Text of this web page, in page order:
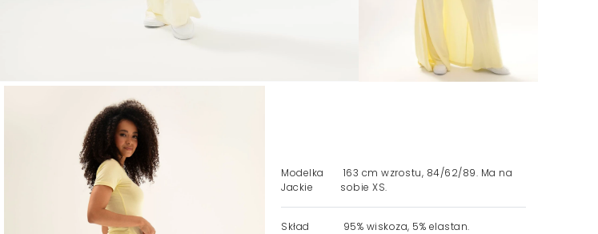
Modelka
Jackie
163 cm wzrostu, 84/62/89. Ma na
sobie XS.
Skład 95% wiskoza, 5% elastan.